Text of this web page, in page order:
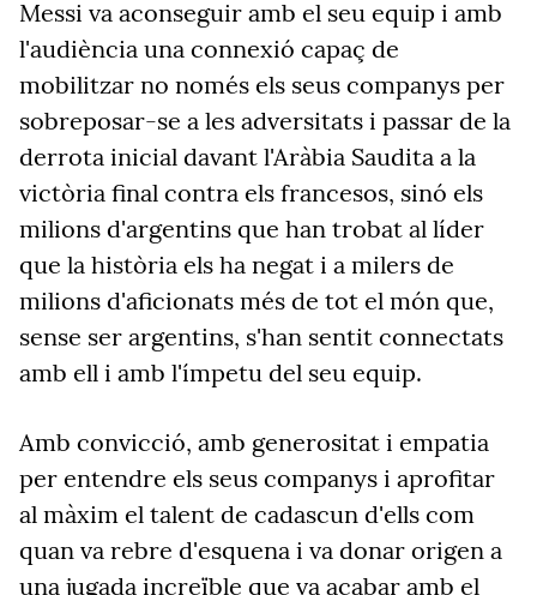
Messi va aconseguir amb el seu equip i amb
l'audiència una connexió capaç de
mobilitzar no només els seus companys per
sobreposar-se a les adversitats i passar de la
derrota inicial davant l'Aràbia Saudita a la
victòria final contra els francesos, sinó els
milions d'argentins que han trobat al líder
que la història els ha negat i a milers de
milions d'aficionats més de tot el món que,
sense ser argentins, s'han sentit connectats
amb ell i amb l'ímpetu del seu equip.
Amb convicció, amb generositat i empatia
per entendre els seus companys i aprofitar
al màxim el talent de cadascun d'ells com
quan va rebre d'esquena i va donar origen a
una jugada increïble que va acabar amb el